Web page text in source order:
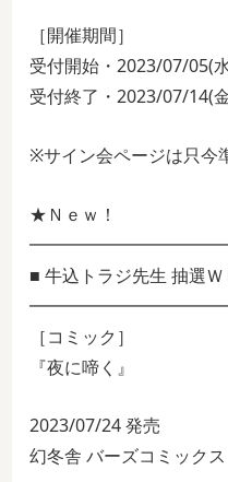
［開催期間］
受付開始・2023/07/05(
受付終了・2023/07/14(
※サイン会ページは只今
★Ｎｅｗ！
■ 牛込トラジ先生 抽選
［コミック］
『夜に啼く』
2023/07/24 発売
幻冬舎 バーズコミック